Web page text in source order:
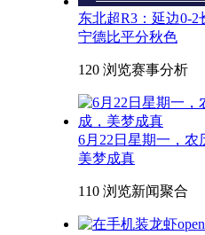
东北超R3：延边0-2
宁德比平分秋色
120 浏览赛事分析
6月22日星期一，农
美梦成真
110 浏览新闻聚合